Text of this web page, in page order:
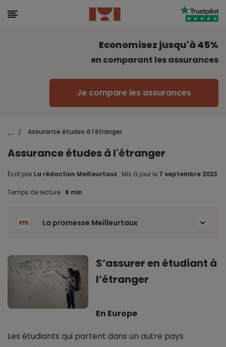
Economisez jusqu'à 45%
en comparant les assurances
Je compare les assurances
... / Assurance études à l'étranger
Assurance études à l'étranger
Écrit par La rédaction Meilleurtaux . Mis à jour le 7 septembre 2023
.
Temps de lecture : 6 min
La promesse Meilleurtaux
S’assurer en étudiant à
l’étranger
En Europe
Les étudiants qui partent dans un autre pays